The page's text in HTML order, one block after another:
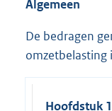
Algemeen
De bedragen
omzetbelasting
Hoofdstuk